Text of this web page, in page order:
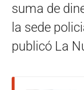
suma de
la sede
publicó La